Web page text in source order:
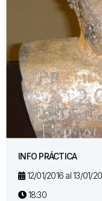
INFO PRÁCTICA
12/01/2016 al 13/01/
18:30